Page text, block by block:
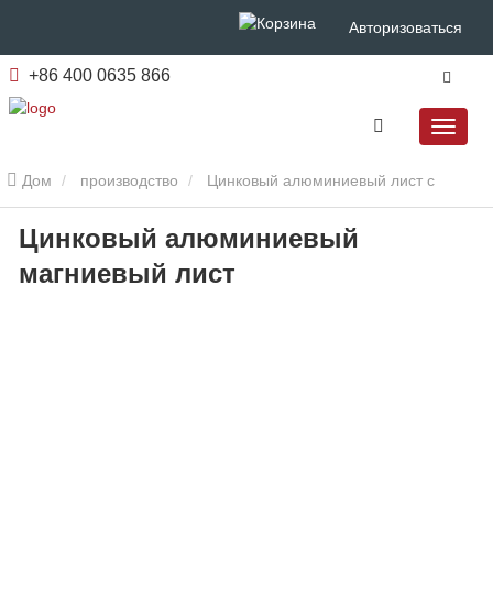
Авторизоваться
+86 400 0635 866
Дом производство Цинковый алюминиевый лист с
магниевым покрытием Цинковый алюминиевый магниевый
лист
Цинковый алюминиевый
магниевый лист